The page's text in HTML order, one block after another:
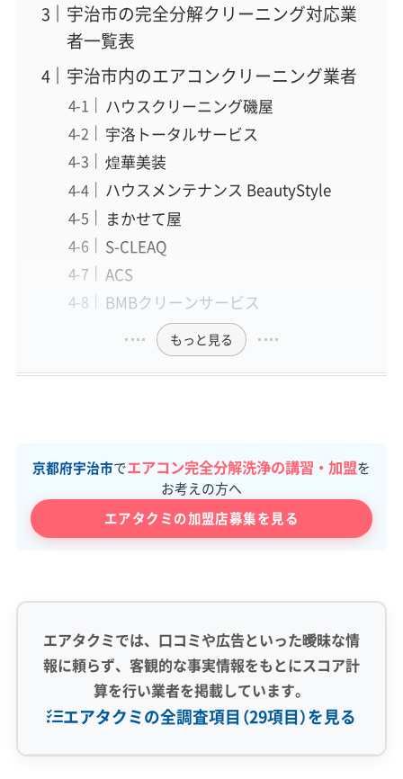
宇治市の完全分解クリーニング対応業
者一覧表
宇治市内のエアコンクリーニング業者
ハウスクリーニング磯屋
宇洛トータルサービス
煌華美装
ハウスメンテナンス BeautyStyle
まかせて屋
S-CLEAQ
ACS
BMBクリーンサービス
もっと見る
京都府宇治市でエアコン完全分解洗浄の講習・加盟を
お考えの方へ
エアタクミの加盟店募集を見る
エアタクミでは、口コミや広告といった曖昧な情
報に頼らず、客観的な事実情報をもとにスコア計
算を行い業者を掲載しています。
エアタクミの全調査項目（29項目）を見る